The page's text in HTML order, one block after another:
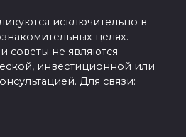
исключительно в
целях.
советы не являются
инвестиционной или
Для связи: